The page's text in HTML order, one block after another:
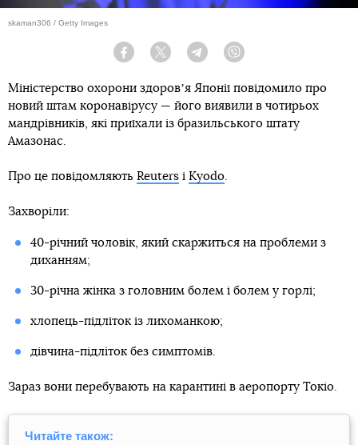
skaman306 / Getty Images
Facebook Twitter Telegram
Міністерство охорони здоровʼя Японії повідомило про
новий штам коронавірусу — його виявили в чотирьох
мандрівників, які приїхали із бразильського штату
Амазонас.
Про це повідомляють Reuters і Kyodo
Захворіли:
40-річний чоловік, який скаржиться на проблеми з
диханням;
30-річна жінка з головним болем і болем у горлі;
хлопець-підліток із лихоманкою;
дівчина-підліток без симптомів.
Зараз вони перебувають на карантині в аеропорту Токіо.
Читайте також: